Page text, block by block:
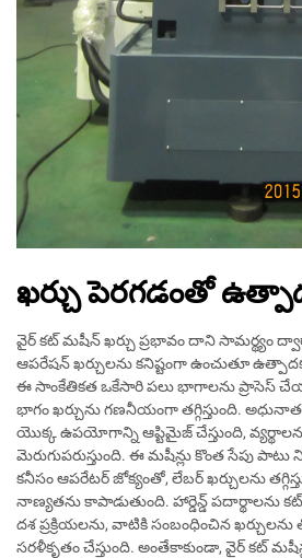
ఖర్చు పెరగడంతో
వైర్ కట్ మషీన్ ఖర్చు ప్రభావం దాని సామర్థ్యం
ఆపరేషన్ ఖర్చులను కనిష్టంగా ఉంచుతూ
ఈ సాంకేతికత ఒకేసారి పలు భాగాలను ప్రాసెస్
భాగం ఖర్చును గణనీయంగా తగ్గిస్తుంది.
యొక్క ఉపయోగాన్ని ఆప్టిమైజ్ చేస్తుంది, వ్యర్థాలను
మెరుగుపరుస్తుంది. ఈ మషీన్లు కొంత సేపు
కనీసం ఆపరేటర్ జోక్యంతో, లేబర్ ఖర్చులను
నాణ్యతను కాపాడుతుంది. హార్డెన్డ్ పదార్థాలను
దశ ప్రక్రియలను, వాటికి సంబంధించిన ఖర్చులను
సరళీకృతం చేస్తుంది. అంతేకాకుండా, వైర్ కట్